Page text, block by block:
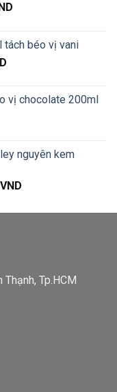
120,000 VND
tách béo vị vani
57,000 VND
vị chocolate 200ml
nguyên kem
VND
từ
Thạnh, Tp.HCM